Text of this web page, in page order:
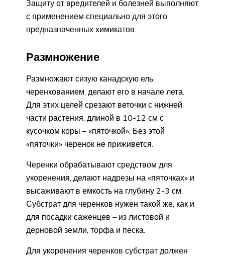
Защиту от вредителей и болезней выполняют
с применением специально для этого
предназначенных химикатов.
Размножение
Размножают сизую канадскую ель
черенкованием, делают его в начале лета.
Для этих целей срезают веточки с нижней
части растения, длиной в 10-12 см с
кусочком коры – «пяточкой». Без этой
«пяточки» черенок не приживется.
Черенки обрабатывают средством для
укоренения, делают надрезы на «пяточках» и
высаживают в емкость на глубину 2-3 см.
Субстрат для черенков нужен такой же, как и
для посадки саженцев – из листовой и
дерновой земли, торфа и песка.
Для укоренения черенков субстрат должен